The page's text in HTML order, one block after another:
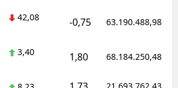
42,08 -0,75 63.190.488,98
3,40 1,80 68.184.250,48